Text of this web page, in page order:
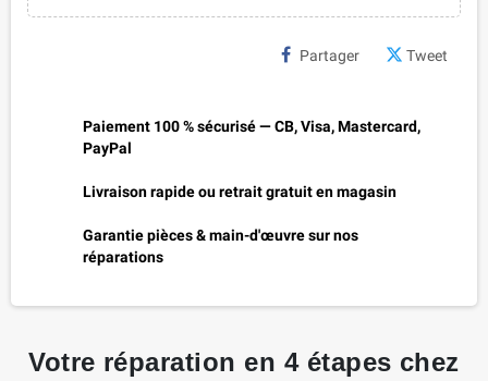
Partager Tweet
Paiement 100 % sécurisé — CB, Visa, Mastercard,
PayPal
Livraison rapide ou retrait gratuit en magasin
Garantie pièces & main-d'œuvre sur nos
réparations
Votre réparation en 4 étapes chez